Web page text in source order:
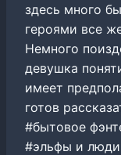
здесь много
героями все
Немного
девушка
имеет
готов
#бытовое
#эльфы и люди